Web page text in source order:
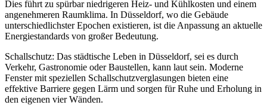
Dies führt zu spürbar niedrigeren Heiz- und Kühlkosten und einem
angenehmeren Raumklima. In Düsseldorf, wo die Gebäude
unterschiedlichster Epochen existieren, ist die Anpassung an aktuelle
Energiestandards von großer Bedeutung.
Schallschutz: Das städtische Leben in Düsseldorf, sei es durch
Verkehr, Gastronomie oder Baustellen, kann laut sein. Moderne
Fenster mit speziellen Schallschutzverglasungen bieten eine
effektive Barriere gegen Lärm und sorgen für Ruhe und Erholung in
den eigenen vier Wänden.